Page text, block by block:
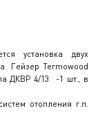
установка двух
Гейзер Termowood
ДКВР 4/13 -1 шт., в
отопления г.п.